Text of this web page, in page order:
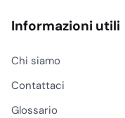
Informazioni utili
Chi siamo
Contattaci
Glossario